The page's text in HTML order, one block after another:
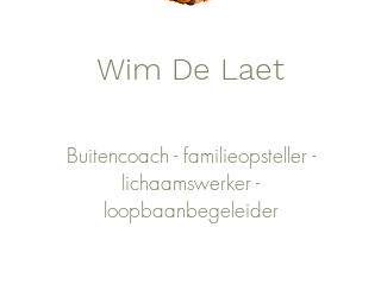
Wim De Laet
Buitencoach - familieopsteller -
lichaamswerker -
loopbaanbegeleider